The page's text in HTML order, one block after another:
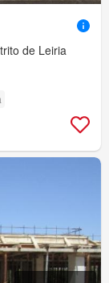
de Leiria